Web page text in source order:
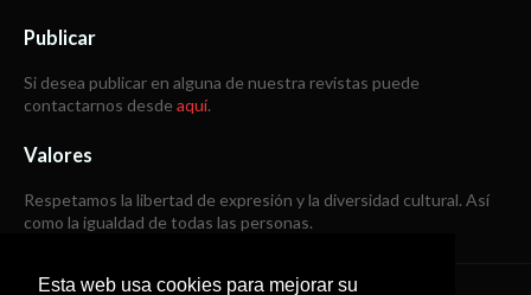
Esta web usa cookies para mejorar su
Publicar
Si desea publicar en alguna de nuestra revistas puede
contactarnos desde aquí.
Valores
Respetamos la libertad de expresión y la diversidad cultural. Así
como la igualdad de todas las personas.